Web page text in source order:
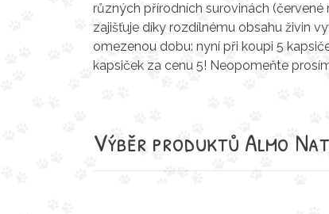
různých přírodních surovinách
zajišťuje díky rozdílnému obsahu živin
omezenou dobu: nyní při koupi 5
kapsiček za cenu 5! Neopomeňte
Výběr produktů Almo